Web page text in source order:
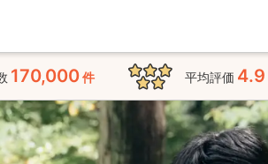
170,000件 平均評価 4.9